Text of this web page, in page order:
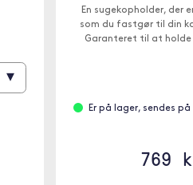
▾
En sugekopholder, der
som du fastgør til din
Garanteret til at holde
Er på lager, sendes
769